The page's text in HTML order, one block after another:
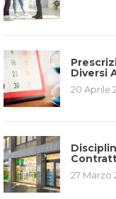
Diversi
20 Aprile
27 Marzo